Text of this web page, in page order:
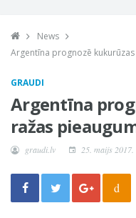
News
Argentīna prognozē
GRAUDI
Argentīna
ražas
graudi.lv 25. maijs 2017.
d